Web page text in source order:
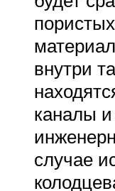
внутри
каналы
случае